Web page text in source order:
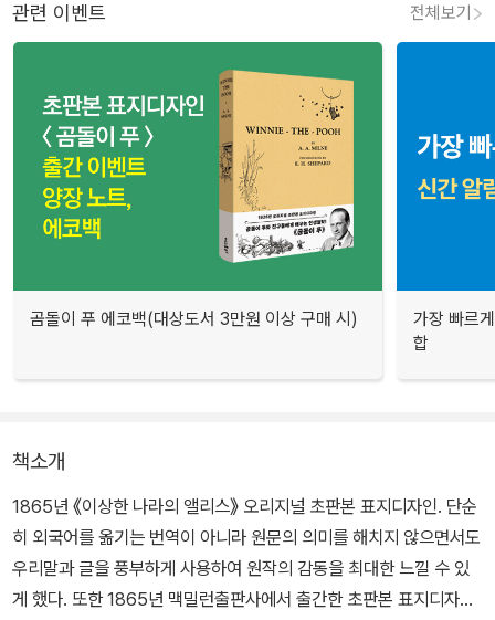
관련 이벤트 전체보기
곰돌이 푸 에코백(대상도서 3만원 이상 구매 시)
가장 빠르
합
책소개
1865년 《이상한 나라의 앨리스》 오리지널 초판본 표지디자인. 단순
히 외국어를 옮기는 번역이 아니라 원문의 의미를 해치지 않으면서도
우리말과 글을 풍부하게 사용하여 원작의 감동을 최대한 느낄 수 있
게 했다. 또한 1865년 맥밀런출판사에서 출간한 초판본 표지디자인